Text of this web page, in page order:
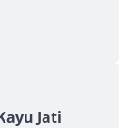
Jati